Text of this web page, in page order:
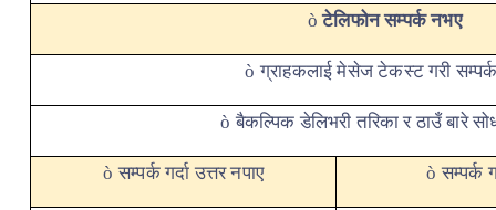
ò टेलिफोन सम्पर्क नभए
ò ग्राहकलाई मेसेज टेकस्ट गरी सम्पर्क
ò बैकल्पिक डेलिभरी तरिका र ठाउँ बारे
ò सम्पर्क गर्दा उत्तर नपाए ò सम्पर्क